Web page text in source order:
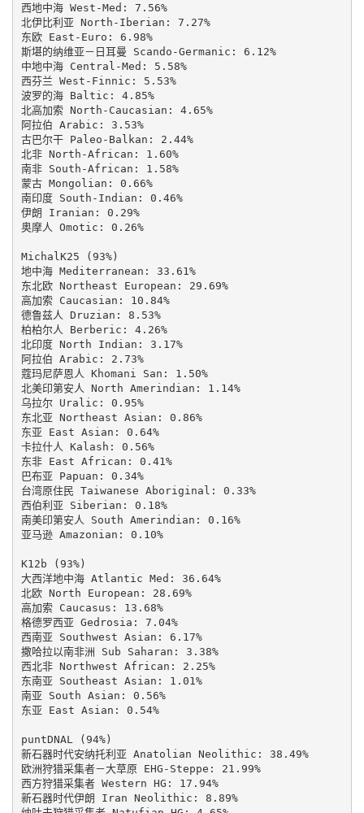
西地中海 West-Med: 7.56%
北伊比利亚 North-Iberian: 7.27%
东欧 East-Euro: 6.98%
斯堪的纳维亚－日耳曼 Scando-Germanic: 6.12%
中地中海 Central-Med: 5.58%
西芬兰 West-Finnic: 5.53%
波罗的海 Baltic: 4.85%
北高加索 North-Caucasian: 4.65%
阿拉伯 Arabic: 3.53%
古巴尔干 Paleo-Balkan: 2.44%
北非 North-African: 1.60%
南非 South-African: 1.58%
蒙古 Mongolian: 0.66%
南印度 South-Indian: 0.46%
伊朗 Iranian: 0.29%
奥摩人 Omotic: 0.26%
MichalK25 (93%)
地中海 Mediterranean: 33.61%
东北欧 Northeast European: 29.69%
高加索 Caucasian: 10.84%
德鲁兹人 Druzian: 8.53%
柏柏尔人 Berberic: 4.26%
北印度 North Indian: 3.17%
阿拉伯 Arabic: 2.73%
蔻玛尼萨恩人 Khomani San: 1.50%
北美印第安人 North Amerindian: 1.14%
乌拉尔 Uralic: 0.95%
东北亚 Northeast Asian: 0.86%
东亚 East Asian: 0.64%
卡拉什人 Kalash: 0.56%
东非 East African: 0.41%
巴布亚 Papuan: 0.34%
台湾原住民 Taiwanese Aboriginal: 0.33%
西伯利亚 Siberian: 0.18%
南美印第安人 South Amerindian: 0.16%
亚马逊 Amazonian: 0.10%
K12b (93%)
大西洋地中海 Atlantic Med: 36.64%
北欧 North European: 28.69%
高加索 Caucasus: 13.68%
格德罗西亚 Gedrosia: 7.04%
西南亚 Southwest Asian: 6.17%
撒哈拉以南非洲 Sub Saharan: 3.38%
西北非 Northwest African: 2.25%
东南亚 Southeast Asian: 1.01%
南亚 South Asian: 0.56%
东亚 East Asian: 0.54%
puntDNAL (94%)
新石器时代安纳托利亚 Anatolian Neolithic: 38.49%
欧洲狩猎采集者－大草原 EHG-Steppe: 21.99%
西方狩猎采集者 Western HG: 17.94%
新石器时代伊朗 Iran Neolithic: 8.89%